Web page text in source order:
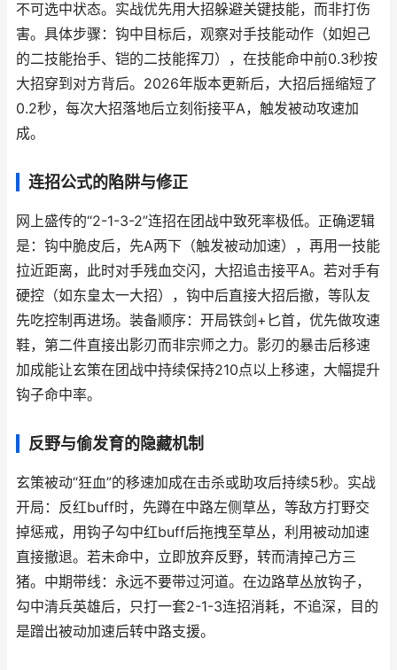
不可选中状态。实战优先用大招躲避关键技能，而非打伤
害。具体步骤：钩中目标后，观察对手技能动作（如妲己
的二技能抬手、铠的二技能挥刀），在技能命中前0.3秒按
大招穿到对方背后。2026年版本更新后，大招后摇缩短了
0.2秒，每次大招落地后立刻衔接平A，触发被动攻速加
成。
连招公式的陷阱与修正
网上盛传的“2-1-3-2”连招在团战中致死率极低。正确逻辑
是：钩中脆皮后，先A两下（触发被动加速），再用一技能
拉近距离，此时对手残血交闪，大招追击接平A。若对手有
硬控（如东皇太一大招），钩中后直接大招后撤，等队友
先吃控制再进场。装备顺序：开局铁剑+匕首，优先做攻速
鞋，第二件直接出影刃而非宗师之力。影刃的暴击后移速
加成能让玄策在团战中持续保持210点以上移速，大幅提升
钩子命中率。
反野与偷发育的隐藏机制
玄策被动“狂血”的移速加成在击杀或助攻后持续5秒。实战
开局：反红buff时，先蹲在中路左侧草丛，等敌方打野交
掉惩戒，用钩子勾中红buff后拖拽至草丛，利用被动加速
直接撤退。若未命中，立即放弃反野，转而清掉己方三
猪。中期带线：永远不要带过河道。在边路草丛放钩子，
勾中清兵英雄后，只打一套2-1-3连招消耗，不追深，目的
是蹭出被动加速后转中路支援。